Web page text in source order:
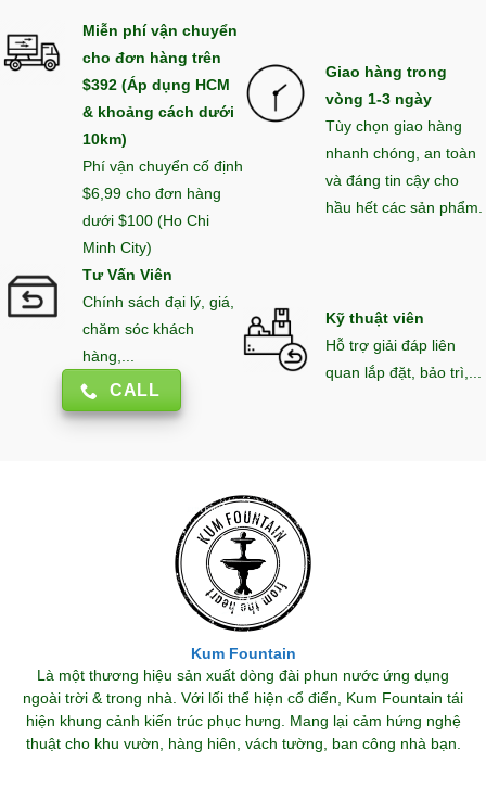
Miễn phí vận chuyển
cho đơn hàng trên
$392 (Áp dụng HCM
& khoảng cách dưới
10km)
Phí vận chuyển cố định
$6,99 cho đơn hàng
dưới $100 (Ho Chi
Minh City)
Giao hàng trong
vòng 1-3 ngày
Tùy chọn giao hàng
nhanh chóng, an toàn
và đáng tin cậy cho
hầu hết các sản phẩm.
Tư Vấn Viên
Chính sách đại lý, giá,
chăm sóc khách
hàng,...
CALL
Kỹ thuật viên
Hỗ trợ giải đáp liên
quan lắp đặt, bảo trì,...
Kum Fountain
Là một thương hiệu sản xuất dòng đài phun nước ứng dụng
ngoài trời & trong nhà. Với lối thể hiện cổ điển, Kum Fountain tái
hiện khung cảnh kiến trúc phục hưng. Mang lại cảm hứng nghệ
thuật cho khu vườn, hàng hiên, vách tường, ban công nhà bạn.